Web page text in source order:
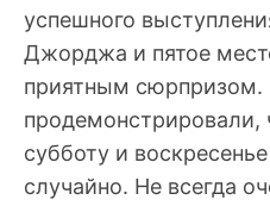
успешного
Джорджа и пятое
приятным
продемонстрировали,
субботу и
случайно. Не всегда